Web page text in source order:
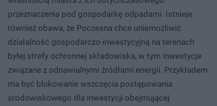
przeznaczenia pod gospodarkę odpadami. Istnieje
również obawa, że Poczesna chce uniemożliwić
działalność gospodarczo-inwestycyjną na terenach
byłej strefy ochronnej składowiska, w tym inwestycje
związane z odnawialnymi źródłami energii. Przykładem
ma być blokowanie wszczęcia postępowania
środowiskowego dla inwestycji obejmującej